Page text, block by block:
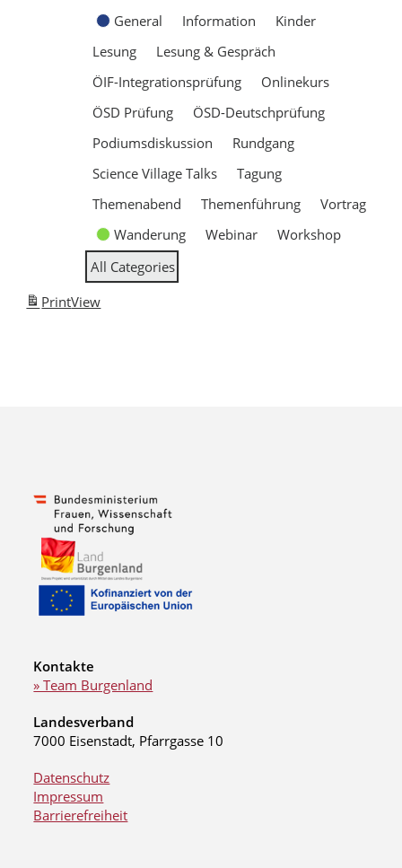
General
Information
Kinder
Lesung
Lesung & Gespräch
ÖIF-Integrationsprüfung
Onlinekurs
ÖSD Prüfung
ÖSD-Deutschprüfung
Podiumsdiskussion
Rundgang
Science Village Talks
Tagung
Themenabend
Themenführung
Vortrag
Wanderung
Webinar
Workshop
All Categories
PrintView
Kontakte
» Team Burgenland
Landesverband
7000 Eisenstadt, Pfarrgasse 10
Datenschutz
Impressum
Barrierefreiheit